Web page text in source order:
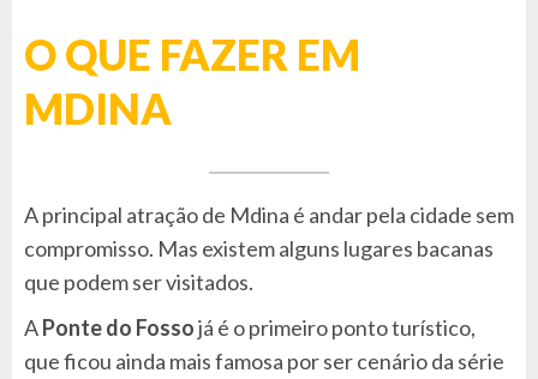
O QUE FAZER EM
MDINA
A principal atração de Mdina é andar pela cidade sem
compromisso. Mas existem alguns lugares bacanas
que podem ser visitados.
APonte do Fossojá é o primeiro ponto turístico,
que ficou ainda mais famosa por ser cenário da série